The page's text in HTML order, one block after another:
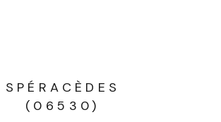
SPÉRACÈDES
(06530)